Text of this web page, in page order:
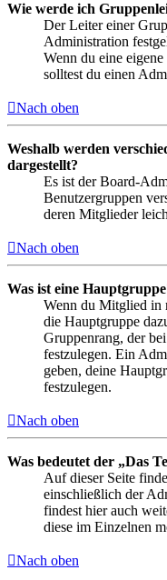
Wie werde ich
Der Leiter einer
Administration
Wenn du eine
solltest du einen
Nach oben
Weshalb werden
dargestellt?
Es ist der Board-
Benutzergruppen
deren Mitglieder
Nach oben
Was ist eine
Wenn du Mitglied in
die Hauptgruppe
Gruppenrang, der
festzulegen. Ein
geben, deine
festzulegen.
Nach oben
Was bedeutet der „Das
Auf dieser Seite
einschließlich der
findest hier auch
diese im Einzelnen
Nach oben